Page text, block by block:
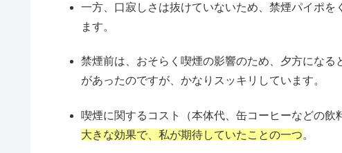
一方、口寂しさは抜けていないため、禁煙パイポ
ます。
禁煙前は、おそらく喫煙の影響のため、夕方にな
があったのですが、かなりスッキリしています。
喫煙に関するコスト（本体代、缶コーヒーなどの飲
大きな効果で、私が期待していたことの一つ。